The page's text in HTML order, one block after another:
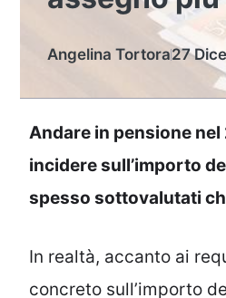
Angelina Tortora27
Andare in pensione
incidere sull’importo
spesso sottovalutati
In realtà, accanto ai
concreto sull’importo